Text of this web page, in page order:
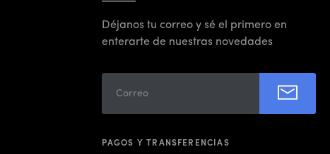
Déjanos tu correo y sé el primero en
enterarte de nuestras novedades
PAGOS Y TRANSFERENCIAS